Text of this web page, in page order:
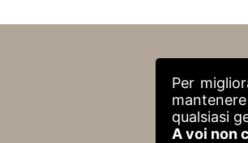
Per
qualsiasi
A voi non